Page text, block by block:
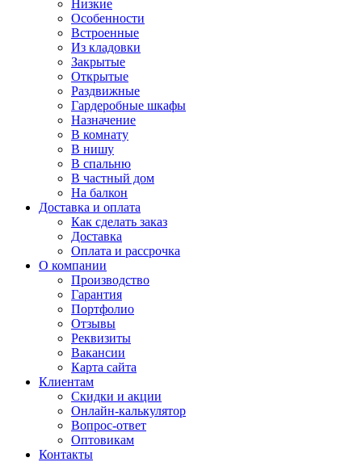
Низкие
Особенности
Встроенные
Из кладовки
Закрытые
Открытые
Раздвижные
Гардеробные шкафы
Назначение
В комнату
В нишу
В спальню
В частный дом
На балкон
Доставка и оплата
Как сделать заказ
Доставка
Оплата и рассрочка
О компании
Производство
Гарантия
Портфолио
Отзывы
Реквизиты
Вакансии
Карта сайта
Клиентам
Скидки и акции
Онлайн-калькулятор
Вопрос-ответ
Оптовикам
Контакты